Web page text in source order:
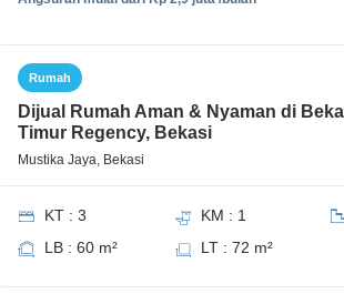
Rumah
Dijual Rumah Aman & Nyaman di
Timur Regency, Bekasi
Mustika Jaya, Bekasi
KT : 3 KM : 1
LB : 60 m²
LT : 72 m²